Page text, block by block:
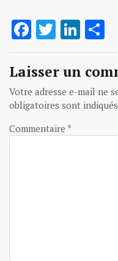
Facebook
Twitter
Laisser un
Votre adresse e-mail ne
obligatoires sont
Commentaire *